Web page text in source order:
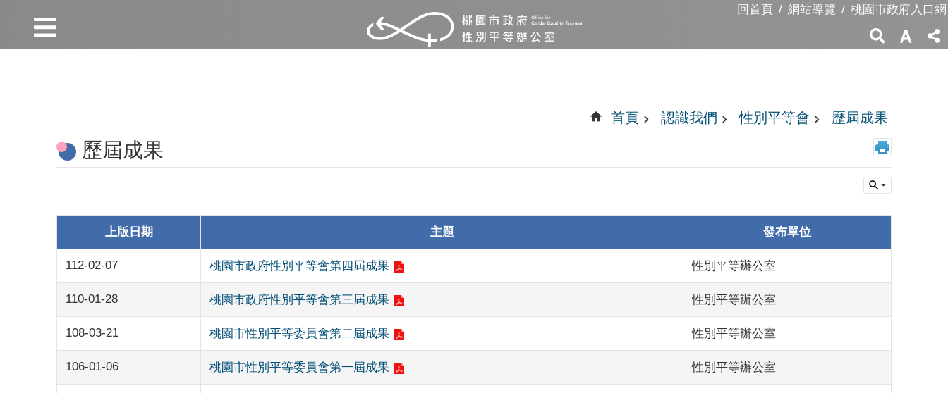
回首頁 網站導覽 桃園市政府入口網
首頁 認識我們 性別平等會 歷屆成果
歷屆成果
上版日期 主題 發布單位
112-02-07 桃園市政府性別平等會第四屆成果 性別平等辦公室
110-01-28 桃園市政府性別平等會第三屆成果 性別平等辦公室
108-03-21 桃園市性別平等委員會第二屆成果 性別平等辦公室
106-01-06 桃園市性別平等委員會第一屆成果 性別平等辦公室